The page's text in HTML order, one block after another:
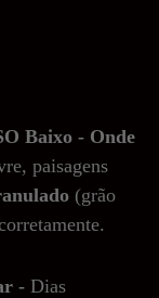
Baixo - Onde
paisagens
(grão
- Dias